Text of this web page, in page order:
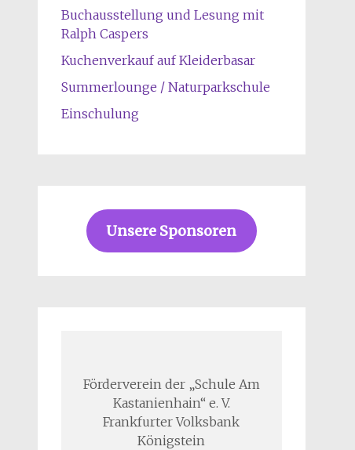
Buchausstellung und Lesung mit
Ralph Caspers
Kuchenverkauf auf Kleiderbasar
Summerlounge / Naturparkschule
Einschulung
Unsere Sponsoren
Förderverein der „Schule Am
Kastanienhain“ e. V.
Frankfurter Volksbank
Königstein